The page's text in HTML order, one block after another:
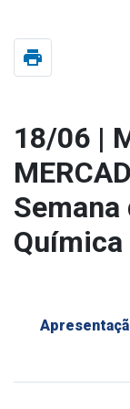
print
18/06 |
Química